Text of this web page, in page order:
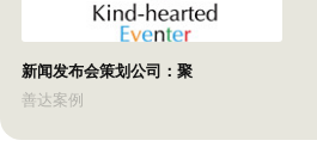
新闻发布会策划公司：聚
善达案例